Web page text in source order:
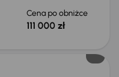
Cena po obniżce
111 000 zł